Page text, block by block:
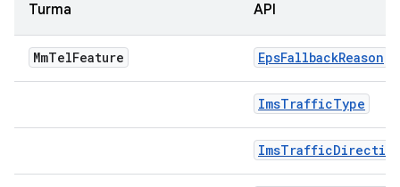
Turma API
MmTelFeature EpsFallbackReason
ImsTrafficType